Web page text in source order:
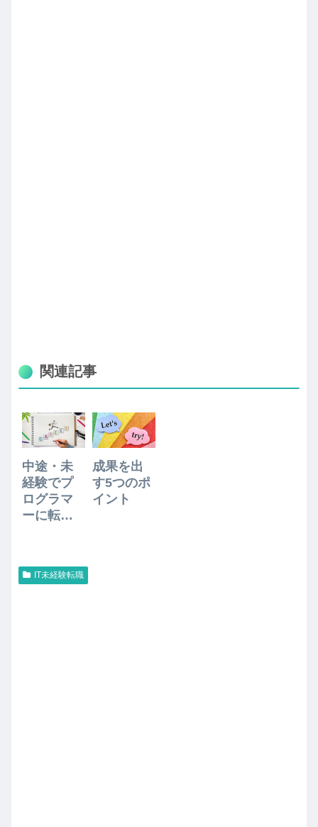
関連記事
中途・未
経験でプ
ログラマ
ーに転職
前半まで
が勝負】
成果を出
す5つのポ
イント
IT未経験転職